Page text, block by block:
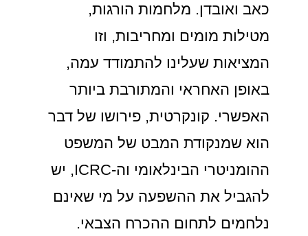
כאב ואובדן. מלחמות הורגות,
מטילות מומים ומחריבות, וזו
המציאות שעלינו להתמודד עמה,
באופן האחראי והמתורבת ביותר
האפשרי. קונקרטית, פירושו של דבר
הוא שמנקודת המבט של המשפט
ההומניטרי הבינלאומי וה-ICRC, יש
להגביל את ההשפעה על מי שאינם
נלחמים לתחום ההכרח הצבאי.